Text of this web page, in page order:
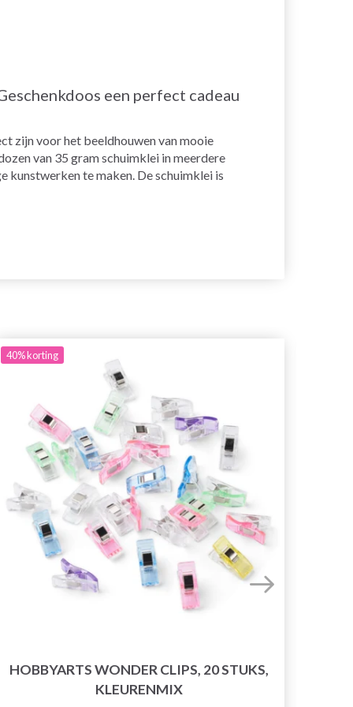
een perfect cadeau
zijn voor het beeldhouwen van mooie
van 35 gram schuimklei in meerdere
kunstwerken te maken. De schuimklei is
40%korting
HOBBYARTS WONDER CLIPS, 20 STUKS,
KLEURENMIX